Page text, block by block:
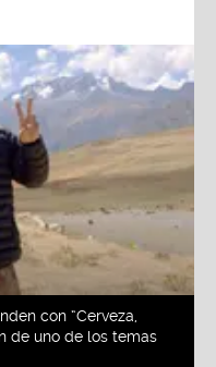
con “Cerveza,
de uno de los temas